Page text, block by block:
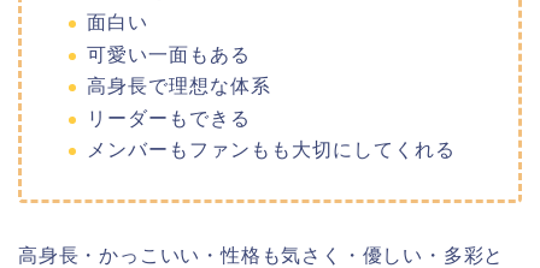
面白い
可愛い一面もある
高身長で理想な体系
リーダーもできる
メンバーもファンもも大切にしてくれる
高身長・かっこいい・性格も気さく・優しい・多彩と